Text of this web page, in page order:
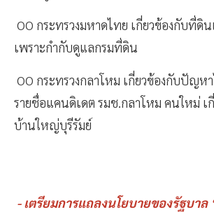
OO กระทรวงมหาดไทย เกี่ยวข้องกับที่ดิน
เพราะกำกับดูแลกรมที่ดิน
OO กระทรวงกลาโหม เกี่ยวข้องกับปัญ
รายชื่อแคนดิเดต รมช.กลาโหม คนใหม่
บ้านใหญ่บุรีรัมย์
- เตรียมการแถลงนโยบายของรัฐบาล